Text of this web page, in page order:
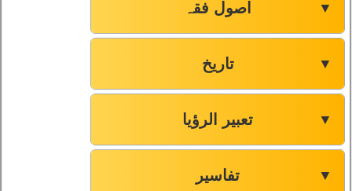
اصول فقہ ▼
تاریخ ▼
تعبیر الرؤیا ▼
تفاسیر ▼